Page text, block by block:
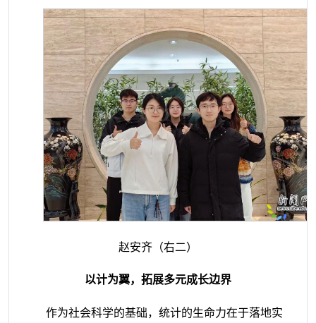
赵安齐（右二）
以计为翼，拓展多元成长边界
作为社会科学的基础，统计的生命力在于落地实